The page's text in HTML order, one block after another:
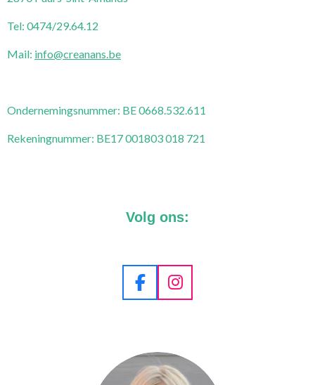
Tel: 0474/29.64.12
Mail: info@creanans.be
Ondernemingsnummer: BE 0668.532.611
Rekeningnummer: BE17 001803 018 721
Volg ons:
F
b
o
I
a
g